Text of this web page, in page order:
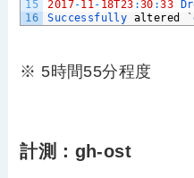
15
16
2017-11 - 18T23 :30 :33
Successfully altered `
※ 5時間55分程度
計測：gh-ost